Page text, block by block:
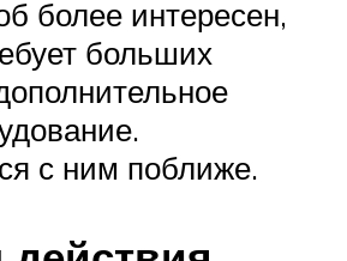
более интересен,
больших
с ним поближе.